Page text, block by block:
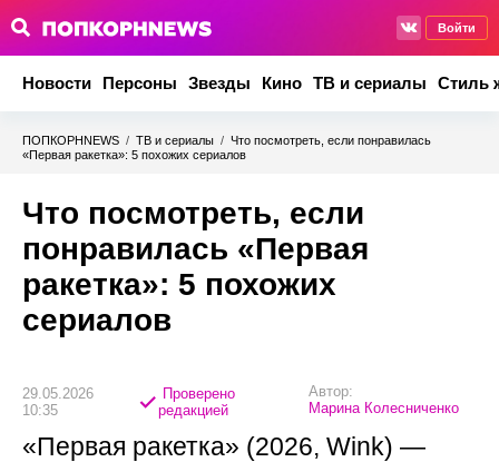
Войти
Новости Персоны Звезды Кино ТВ и сериалы Стиль
ПОПКОРНNEWS / ТВ и сериалы / Что посмотреть, если понравилась
«Первая ракетка»: 5 похожих сериалов
Что посмотреть, если
понравилась «Первая
ракетка»: 5 похожих
сериалов
29.05.2026
10:35
Проверено
редакцией
Автор:
Марина Колесниченко
«Первая ракетка» (2026, Wink) —